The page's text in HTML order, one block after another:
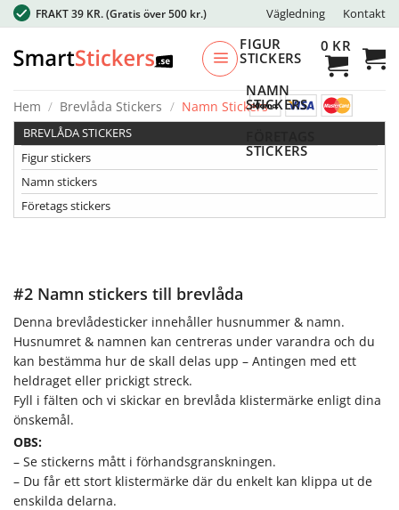
Skip
to
content
FRAKT 39 KR.(Gratis över 500 kr.) Vägledning Kontakt
FIGUR
STICKERS
NAMN
STICKERS
STICKERS
0 KR
Hem / Brevlåda Stickers / Namn Stickers
BREVLÅDA STICKERS
Figur stickers
Namn stickers
Företags stickers
#2 Namn stickers till brevlåda
Denna brevlådesticker innehåller husnummer & namn.
Husnumret & namnen kan centreras under varandra och du
kan bestämma hur de skall delas upp – Antingen med ett
heldraget eller prickigt streck.
Fyll i fälten och vi skickar en brevlåda klistermärke enligt dina
önskemål.
OBS:
– Se stickerns mått i förhandsgranskningen.
– Du får ett stort klistermärke där du enkelt kan klippa ut de
enskilda delarna.